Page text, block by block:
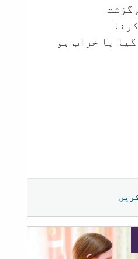
یا خراب ہو